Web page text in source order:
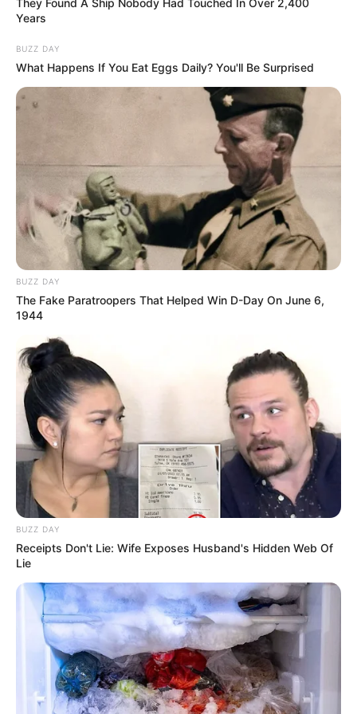
Mute
Baca juga: Biodata, Profil, dan Fakta Laura Theux
(foto: instagram/marshatimothy)
Biodata & Profil
Nama Lengkap: Marsha Timothy
Nama Panggung: Marsha Timothy
Nama Panggilan: Marsha
Tempat, Tanggal Lahir: Jakarta, 8 Januari 1979
They Found A Ship Nobody Had Touched In Over 2,400
Years
BUZZ DAY
What Happens If You Eat Eggs Daily? You'll Be Surprised
BUZZ DAY
The Fake Paratroopers That Helped Win D-Day On June 6,
1944
BUZZ DAY
Receipts Don't Lie: Wife Exposes Husband's Hidden Web Of
Lie